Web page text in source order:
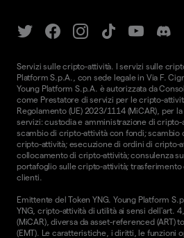
Servizi sulle cripto-attività. I servizi sulle
Platform S.p.A., con sede legale in Via F.
Young Platform S.p.A. è autorizzata da
come Prestatore di servizi per le cripto-
Regolamento (UE) 2023/1114 (MiCAR), per
servizi: custodia e amministrazione di
scambio di cripto-attività con fondi; scambio
cripto-attività; esecuzione di ordini di cripto-
collocamento di cripto-attività; consulenza
portafoglio sulle cripto-attività;
clienti.
Emittente del Token YNG. Young Platform
YNG, cripto-attività di utilità ai sensi dell'art.
(MiCAR), diversa da asset-referenced (ART)
(EMT). Le caratteristiche, i diritti, le funzioni